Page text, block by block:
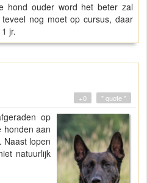
hond ouder word het beter zal
nog moet op cursus, daar
jr.
" quote "
+0
op
honden aan
Naast lopen
natuurlijk